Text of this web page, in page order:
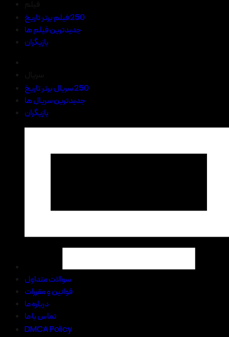
250 فیلم برتر تاریخ
جدیدترین فیلم ها
بازیگران
250 سریال برتر تاریخ
جدیدترین سریال ها
بازیگران
سوالات متداول
قوانین و مقررات
درباره ما
تماس با ما
DMCA Policy